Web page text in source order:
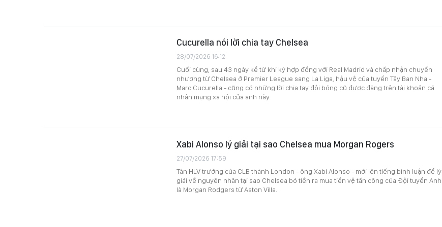
Cucurella nói lời chia tay Chelsea
28/07/2026 16:12
Cuối cùng, sau 43 ngày kể từ khi ký hợp đồng với Real Madrid và chấp nhận chuyển
nhượng từ Chelsea ở Premier League sang La Liga, hậu vệ của tuyển Tây Ban Nha -
Marc Cucurella - cũng có những lời chia tay đội bóng cũ được đăng trên tài khoản cá
nhân mạng xã hội của anh này.
Xabi Alonso lý giải tại sao Chelsea mua Morgan Rogers
27/07/2026 17:59
Tân HLV trưởng của CLB thành London - ông Xabi Alonso - mới lên tiếng bình luận để lý
giải về nguyên nhân tại sao Chelsea bỏ tiền ra mua tiền vệ tấn công của Đội tuyển Anh
là Morgan Rodgers từ Aston Villa.